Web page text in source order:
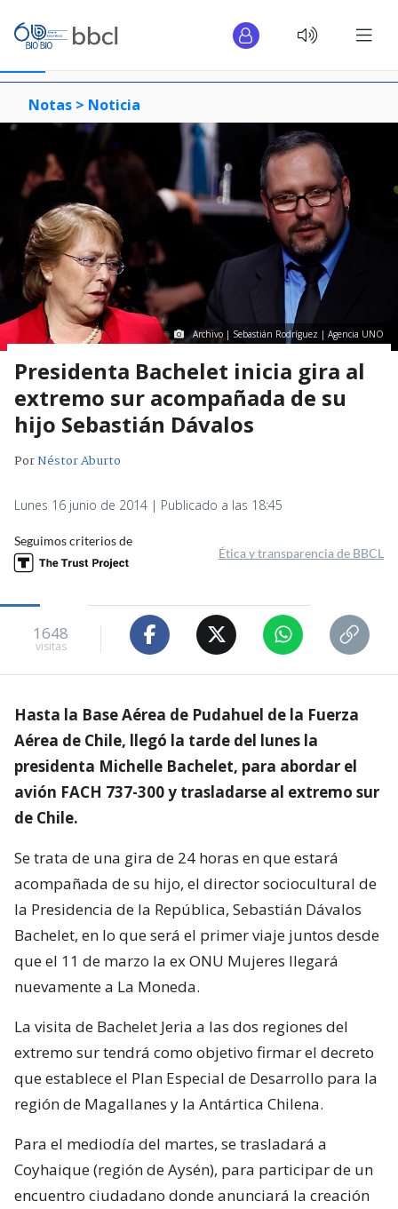
Notas > Noticia
Archivo | Sebastián Rodríguez | Agencia UNO
Presidenta Bachelet inicia gira al
extremo sur acompañada de su
hijo Sebastián Dávalos
PorNéstor Aburto
Lunes 16 junio de 2014 | Publicado a las 18:45
Seguimos criterios de
Ética y transparencia de BBCL
1648
visitas
Hasta la Base Aérea de Pudahuel de la Fuerza
Aérea de Chile, llegó la tarde del lunes la
presidenta Michelle Bachelet, para abordar el
avión FACH 737-300 y trasladarse al extremo sur
de Chile.
Se trata de una gira de 24 horas en que estará
acompañada de su hijo, el director sociocultural de
la Presidencia de la República, Sebastián Dávalos
Bachelet, en lo que será el primer viaje juntos desde
que el 11 de marzo la ex ONU Mujeres llegará
nuevamente a La Moneda.
La visita de Bachelet Jeria a las dos regiones del
extremo sur tendrá como objetivo firmar el decreto
que establece el Plan Especial de Desarrollo para la
región de Magallanes y la Antártica Chilena.
Para el mediodía del martes, se trasladará a
Coyhaique (región de Aysén), para participar de un
encuentro ciudadano donde anunciará la creación